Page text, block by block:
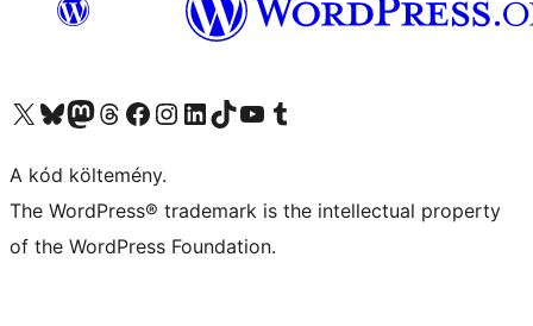
Visit our X (formerly Twitter) account
Visit our Bluesky account
Twitter csatornánk
Visit our Threads account
Facebook oldalunk megtekintése
Visit our Instagram account
Visit our LinkedIn account
Visit our TikTok account
Visit our YouTube channel
Visit our Tumblr account
A kód költemény.
The WordPress® trademark is the intellectual property
of the WordPress Foundation.